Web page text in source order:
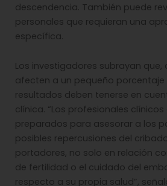
descendencia. También puede
personales que requieran una
específica.
Los investigadores subrayan que,
afecten a un pequeño porcentaje
resultados deben tenerse en
clínica. “Los profesionales
preparados para asesorar a los
posibles repercusiones del
portadores, no solo en relación
de fertilidad o el cuidado del
respecto a su propia salud”,